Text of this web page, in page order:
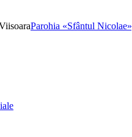
Parohia «Sfântul